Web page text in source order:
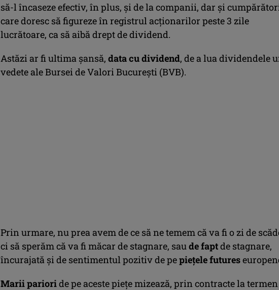
să-l încaseze efectiv, în plus, şi de la companii, dar şi
care doresc să figureze în registrul acţionarilor peste 3 zile
lucrătoare, ca să aibă drept de dividend.
Astăzi ar fi ultima şansă, data cu dividend, de a lua dividendele
vedete ale Bursei de Valori Bucureşti (BVB).
Prin urmare, nu prea avem de ce să ne temem că va fi o zi de
ci să sperăm că va fi măcar de stagnare, sau de faptde stagnare,
încurajată şi de sentimentul pozitiv de pepieţele futures
Marii parioride pe aceste pieţe mizează, prin contracte la termen